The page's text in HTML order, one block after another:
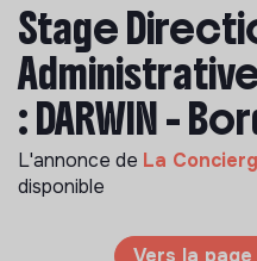
Stage
: DARWIN -
L'annonce de La
disponible
Vers la